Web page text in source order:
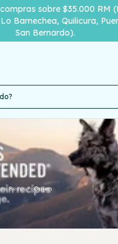
sobre $35.000 RM
Barnechea, Quilicura,
San Bernardo).
Seco / Orijen